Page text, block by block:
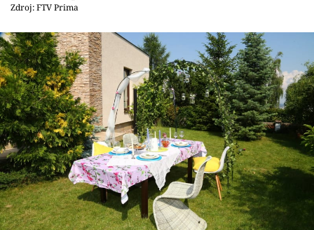
Přihlášení
Sledujte nás
Zdroj: FTV Prima